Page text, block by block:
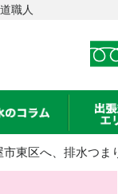
職人
東区へ、排水つま